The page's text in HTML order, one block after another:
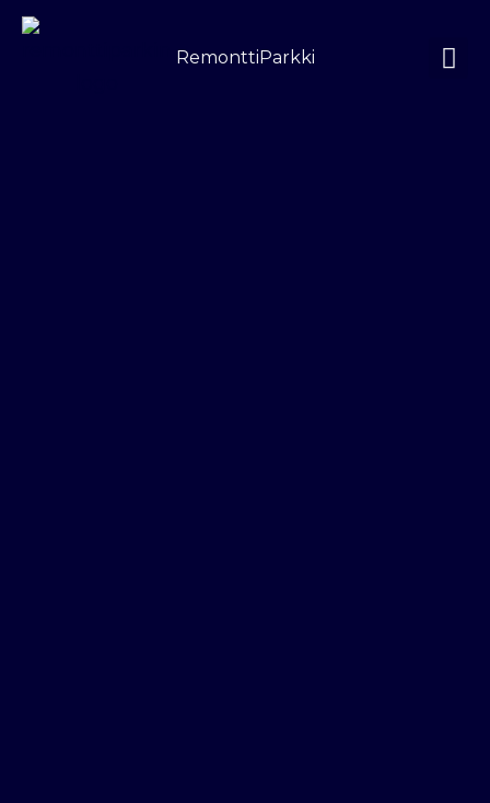
Siirry
RemonttiParkki